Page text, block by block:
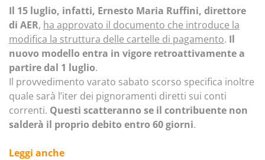
Il 15 luglio, infatti, Ernesto Maria Ruffini, direttore
di AER, ha approvato il documento che introduce la
modifica la struttura delle cartelle di pagamento. Il
nuovo modello entra in vigore retroattivamente a
partire dal 1 luglio.
Il provvedimento varato sabato scorso specifica inoltre
quale sarà l’iter dei pignoramenti diretti sui conti
correnti. Questi scatteranno se il contribuente non
salderà il proprio debito entro 60 giorni.
Leggi anche